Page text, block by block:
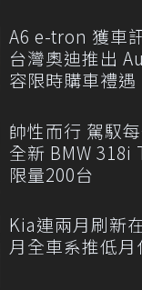
A6 e-tron 獲車
台灣奧迪推出
容限時購車禮遇
帥性而行 駕馭
全新 BMW 318i
限量200台
Kia連兩月刷新
月全車系推低